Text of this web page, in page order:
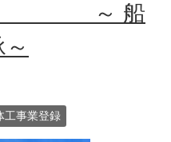
船
工事業登録